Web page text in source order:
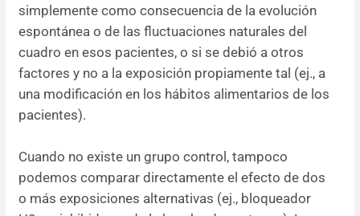
simplemente como consecuencia de la evolución
espontánea o de las fluctuaciones naturales del
cuadro en esos pacientes, o si se debió a otros
factores y no a la exposición propiamente tal (ej., a
una modificación en los hábitos alimentarios de los
pacientes).
Cuando no existe un grupo control, tampoco
podemos comparar directamente el efecto de dos
o más exposiciones alternativas (ej., bloqueador